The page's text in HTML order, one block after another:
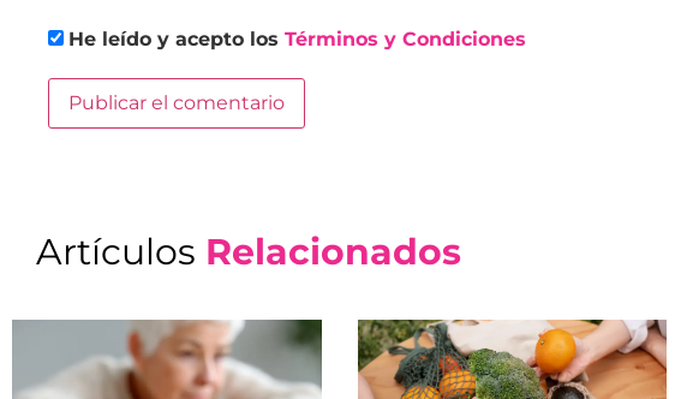
He leído y acepto los Términos y Condiciones
Artículos Relacionados